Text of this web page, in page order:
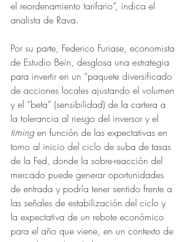
el reordenamiento tarifario”, indica el
analista de Rava.
Por su parte, Federico Furiase, economista
de Estudio Bein, desglosa una estrategia
para invertir en un “paquete diversificado
de acciones locales ajustando el volumen
y el “beta” (sensibilidad) de la cartera a
la tolerancia al riesgo del inversor y el
timing en función de las expectativas en
torno al inicio del ciclo de suba de tasas
de la Fed, donde la sobre-reacción del
mercado puede generar oportunidades
de entrada y podría tener sentido frente a
las señales de estabilización del ciclo y
la expectativa de un rebote económico
para el año que viene, en un contexto de